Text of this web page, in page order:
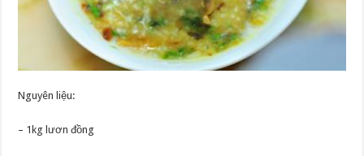
Nguyên liệu:
– 1kg lươn đồng